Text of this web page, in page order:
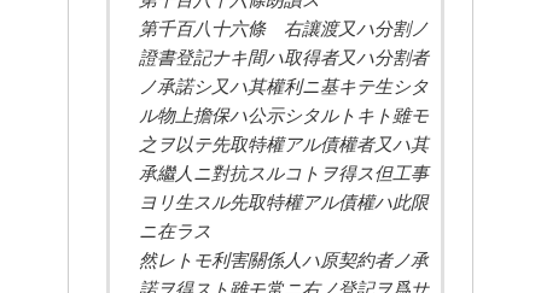
第千百八十六條　右讓渡又ハ分割ノ
證書登記ナキ間ハ取得者又ハ分割者
ノ承諾シ又ハ其權利ニ基キテ生シタ
ル物上擔保ハ公示シタルトキト雖モ
之ヲ以テ先取特權アル債權者又ハ其
承繼人ニ對抗スルコトヲ得ス但工事
ヨリ生スル先取特權アル債權ハ此限
ニ在ラス
然レトモ利害關係人ハ原契約者ノ承